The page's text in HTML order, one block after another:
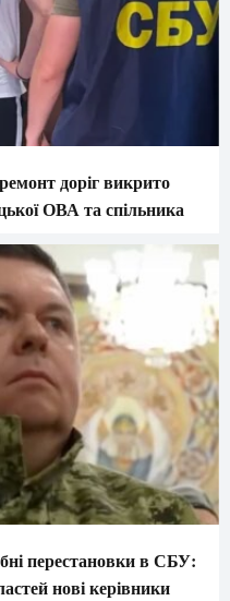
доріг викрито
ОВА та спільника
перестановки в СБУ:
нові керівники